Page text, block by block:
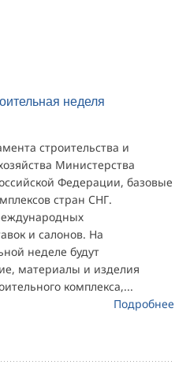
неделя
строительства и
Министерства
Федерации, базовые
стран СНГ.
и салонов. На
неделе будут
материалы и изделия
комплекса,...
Подробнее